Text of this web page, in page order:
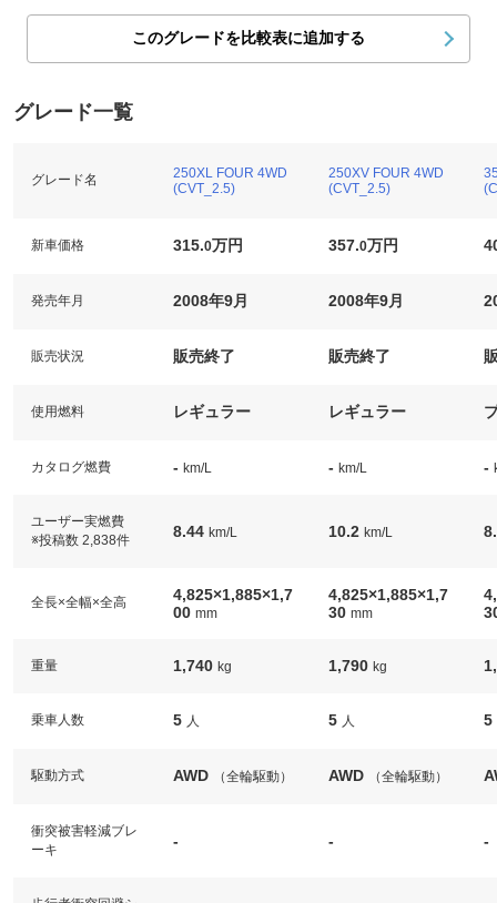
このグレードを比較表に追加する
グレード一覧
グレード名
250XL FOUR 4WD
(CVT_2.5)
250XV FOUR 4WD
(CVT_2.5)
新車価格 315.0万円 357.0万円
発売年月 2008年9月 2008年9月
販売状況 販売終了 販売終了
使用燃料 レギュラー レギュラー
カタログ燃費 - km/L - km/L -
ユーザー実燃費
※投稿数 2,838件
8.44 km/L 10.2 km/L
全長×全幅×全高
4,825×1,885×1,7
00 mm
4,825×1,885×1,7
30 mm
重量 1,740 kg 1,790 kg
乗車人数 5 人 5 人 5
駆動方式 AWD （全輪駆動） AWD （全輪駆動）
衝突被害軽減ブレ
ーキ
- - -